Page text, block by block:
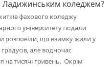
Ладижинським коледжем?
фахового коледжу
університету подали
розповіли, що взимку жили у
але водночас
на тисячі гривень. Окрім